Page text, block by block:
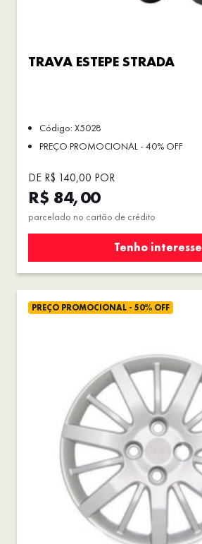
TRAVA ESTEPE STRADA
Código: X5028
PREÇO PROMOCIONAL - 40% OFF
DE R$ 140,00 POR
R$ 84,00
parcelado no cartão de crédito
Tenho interesse
PREÇO PROMOCIONAL - 50% OFF